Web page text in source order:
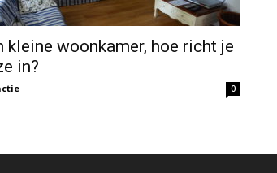
kleine woonkamer, hoe richt je
in?
0